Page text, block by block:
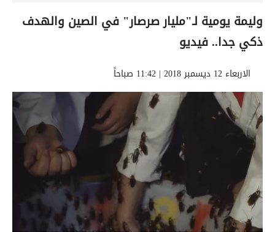
وليمة يومية لـ"مليار صرصار" في الصين والهدف
ذكي جدا.. فيديو
الاربعاء 12 ديسمبر 2018 | 11:42 صباحاً